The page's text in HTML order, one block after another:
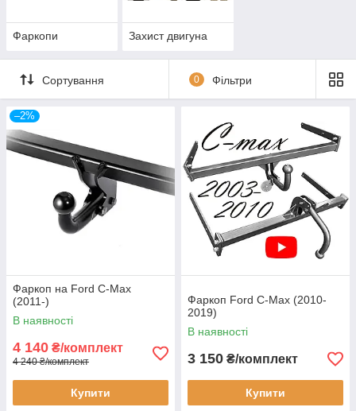
Фаркопи Захист двигуна
Сортування 0 Фільтри
–2%
Фаркоп на Ford C-Max
(2011-)
В наявності
4 140 ₴/комплект
4 240 ₴/комплект
Купити
Фаркоп Ford C-Max (2010-
2019)
В наявності
3 150 ₴/комплект
Купити